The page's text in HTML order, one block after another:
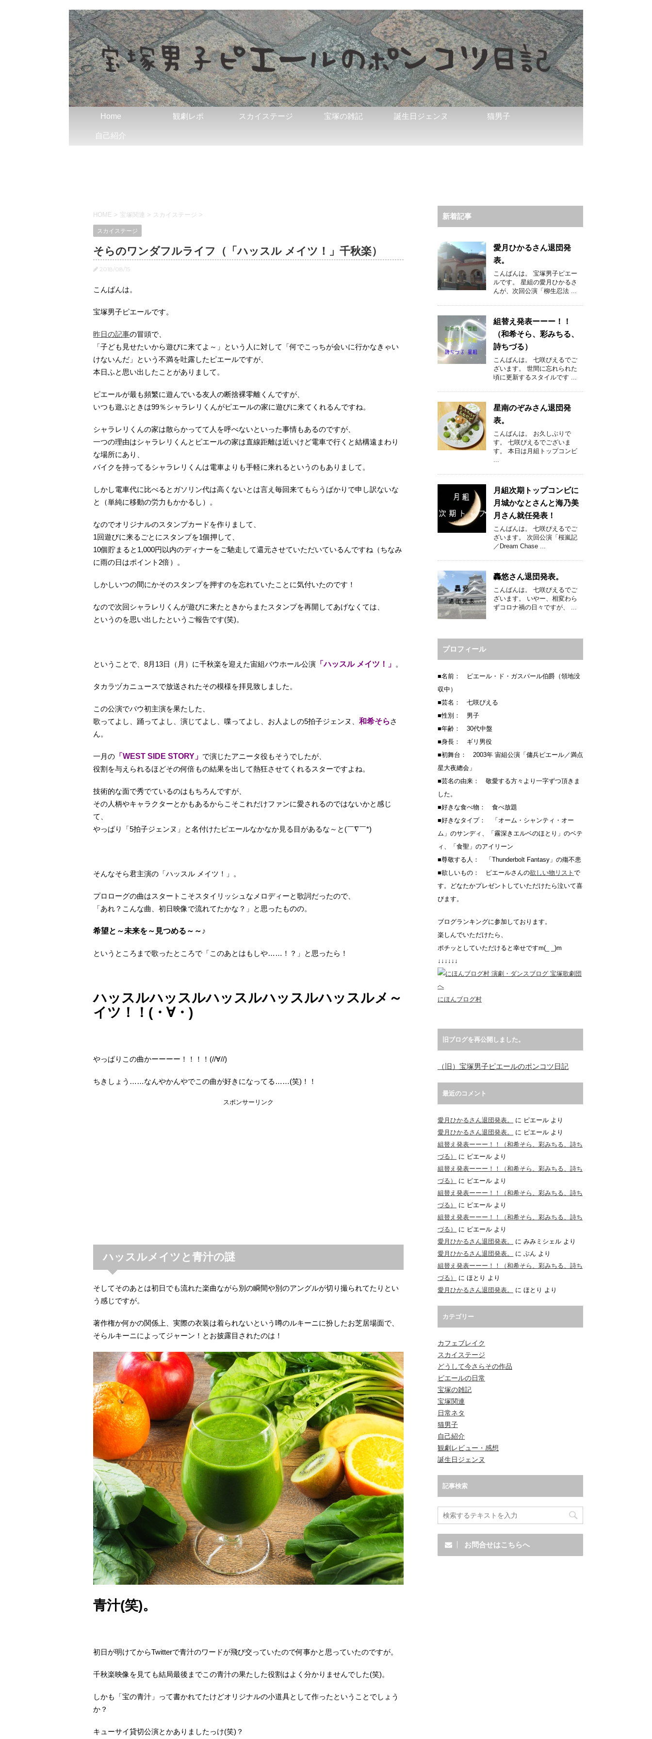
Home 観劇レポ スカイステージ 宝塚の雑記 誕生日ジェンヌ 猫男子
自己紹介
HOME > 宝塚関連 > スカイステージ >
スカイステージ
そらのワンダフルライフ（「ハッスル メイツ！」千秋楽）
2018/08/15
こんばんは。
宝塚男子ピエールです。
昨日の記事の冒頭で、
「子ども見せたいから遊びに来てよ～」という人に対して「何でこっちが会いに行かなきゃい
けないんだ」という不満を吐露したピエールですが、
本日ふと思い出したことがありまして。
ピエールが最も頻繁に遊んでいる友人の断捨裸零離くんですが、
いつも遊ぶときは99％シャラレリくんがピエールの家に遊びに来てくれるんですね。
シャラレリくんの家は散らかってて人を呼べないといった事情もあるのですが、
一つの理由はシャラレリくんとピエールの家は直線距離は近いけど電車で行くと結構遠まわり
な場所にあり、
バイクを持ってるシャラレリくんは電車よりも手軽に来れるというのもありまして。
しかし電車代に比べるとガソリン代は高くないとは言え毎回来てもらうばかりで申し訳ないな
と（単純に移動の労力もかかるし）。
なのでオリジナルのスタンプカードを作りまして、
1回遊びに来るごとにスタンプを1個押して、
10個貯まると1,000円以内のディナーをご馳走して還元させていただいているんですね（ちなみ
に雨の日はポイント2倍）。
しかしいつの間にかそのスタンプを押すのを忘れていたことに気付いたのです！
なので次回シャラレリくんが遊びに来たときからまたスタンプを再開してあげなくては、
というのを思い出したというご報告です(笑)。
ということで、8月13日（月）に千秋楽を迎えた宙組バウホール公演 「ハッスル メイツ！」 。
タカラヅカニュースで放送されたその模様を拝見致しました。
この公演でバウ初主演を果たした、
歌ってよし、踊ってよし、演じてよし、喋ってよし、お人よしの5拍子ジェンヌ、 和希そら さ
ん。
一月の 「WEST SIDE STORY」 で演じたアニータ役もそうでしたが、
役割を与えられるほどその何倍もの結果を出して熱狂させてくれるスターですよね。
技術的な面で秀でているのはもちろんですが、
その人柄やキャラクターとかもあるからこそこれだけファンに愛されるのではないかと感じ
て、
やっぱり「5拍子ジェンヌ」と名付けたピエールなかなか見る目があるな～と(￣∇￣*)ゞ
そんなそら君主演の「ハッスル メイツ！」。
プロローグの曲はスタートこそスタイリッシュなメロディーと歌詞だったので、
「あれ？こんな曲、初日映像で流れてたかな？」と思ったものの。
希望と～未来を～見つめる～～♪
というところまで歌ったところで「このあとはもしや……！？」と思ったら！
ハッスルハッスルハッスルハッスルハッスルメ～
イツ！！(・∀・)
やっぱりこの曲かーーーー！！！！(//∀//)
ちきしょう……なんやかんやでこの曲が好きになってる……(笑)！！
スポンサーリンク
ハッスルメイツと青汁の謎
そしてそのあとは初日でも流れた楽曲ながら別の瞬間や別のアングルが切り撮られてたりとい
う感じですが。
著作権か何かの関係上、実際の衣装は着られないという噂のルキーニに扮したお芝居場面で、
そらルキーニによってジャーン！とお披露目されたのは！
青汁(笑)。
初日が明けてからTwitterで青汁のワードが飛び交っていたので何事かと思っていたのですが。
千秋楽映像を見ても結局最後までこの青汁の果たした役割はよく分かりませんでした(笑)。
しかも「宝の青汁」って書かれてたけどオリジナルの小道具として作ったということでしょう
か？
キューサイ貸切公演とかありましたっけ(笑)？
新着記事
愛月ひかるさん退団発
表。
こんばんは。 宝塚男子ピエー
ルです。 星組の愛月ひかるさ
んが、次回公演「柳生忍法 ...
組替え発表ーーー！！
（和希そら、彩みちる、
詩ちづる）
こんばんは。 七咲ぴえるでご
ざいます。 世間に忘れられた
頃に更新するスタイルです ...
星南のぞみさん退団発
表。
こんばんは。 お久しぶりで
す。 七咲ぴえるでございま
す。 本日は月組トップコンビ
...
月組次期トップコンビに
月城かなとさんと海乃美
月さん就任発表！
こんばんは。 七咲ぴえるでご
ざいます。 次回公演「桜嵐記
／Dream Chase ...
轟悠さん退団発表。
こんばんは。 七咲ぴえるでご
ざいます。 いやー、相変わら
ずコロナ禍の日々ですが、 ...
プロフィール
■名前： ピエール・ド・ガスパール伯爵（領地没
収中）
■芸名： 七咲ぴえる
■性別： 男子
■年齢： 30代中盤
■身長： ギリ男役
■初舞台： 2003年 宙組公演「傭兵ピエール／満点
星大夜總会」
■芸名の由来： 敬愛する方々より一字ずつ頂きま
した。
■好きな食べ物： 食べ放題
■好きなタイプ： 「オーム・シャンティ・オー
ム」のサンディ、「霧深きエルベのほとり」のベテ
ィ、「食聖」のアイリーン
■尊敬する人： 「Thunderbolt Fantasy」の殤不患
■欲しいもの： ピエールさんの欲しい物リスト で
す。どなたかプレゼントしていただけたら泣いて喜
びます。
ブログランキングに参加しております。
楽しんでいただけたら、
ポチッとしていただけると幸せですm(_ _)m
↓↓↓↓↓↓
にほんブログ村
旧ブログを再公開しました。
（旧）宝塚男子ピエールのポンコツ日記
最近のコメント
愛月ひかるさん退団発表。 に ピエール より
愛月ひかるさん退団発表。
に ピエール より
組替え発表ーーー！！（和希そら、彩みちる、詩ち
づる）
に ピエール より
組替え発表ーーー！！（和希そら、彩みちる、詩ち
づる）
に ピエール より
組替え発表ーーー！！（和希そら、彩みちる、詩ち
づる）
に ピエール より
組替え発表ーーー！！（和希そら、彩みちる、詩ち
づる）
に ピエール より
愛月ひかるさん退団発表。
に みみミシェル より
愛月ひかるさん退団発表。
に ぶん より
組替え発表ーーー！！（和希そら、彩みちる、詩ち
づる）
に ほとり より
愛月ひかるさん退団発表。
に ほとり より
カテゴリー
カフェブレイク
スカイステージ
どうして今さらその作品
ピエールの日常
宝塚の雑記
宝塚関連
日常ネタ
猫男子
自己紹介
観劇レビュー・感想
誕生日ジェンヌ
記事検索
お問合せはこちらへ